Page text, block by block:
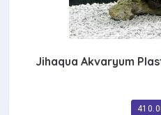
Jihaqua Akvaryum